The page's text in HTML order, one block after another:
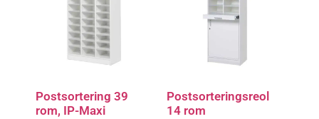
Postsortering 39
rom, IP-Maxi
Postsorteringsreol
14 rom